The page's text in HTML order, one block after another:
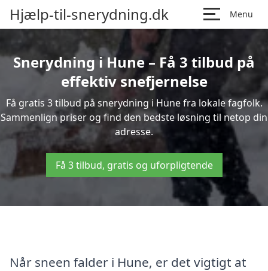
Hjælp-til-snerydning.dk Menu
Snerydning i Hune – Få 3 tilbud på
effektiv snefjernelse
Få gratis 3 tilbud på snerydning i Hune fra lokale fagfolk.
Sammenlign priser og find den bedste løsning til netop din
adresse.
Få 3 tilbud, gratis og uforpligtende
Når sneen falder i Hune, er det vigtigt at